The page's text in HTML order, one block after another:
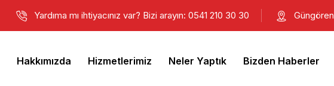
Yardıma mı ihtiyacınız var? Bizi arayın: 0541 210 30 30 Güngören
Hakkımızda Hizmetlerimiz Neler Yaptık Bizden Haberler